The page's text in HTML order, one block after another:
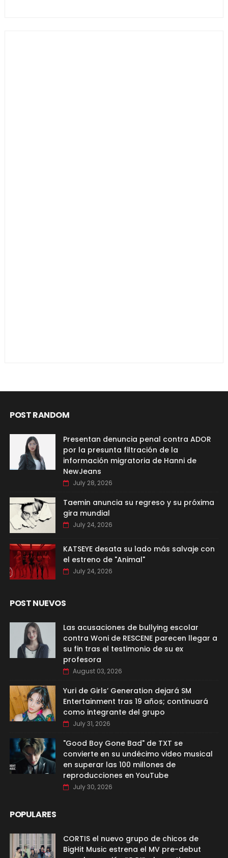
POST RANDOM
Presentan denuncia penal contra ADOR
por la presunta filtración de la
información migratoria de Hanni de
NewJeans
July 28, 2026
Taemin anuncia su regreso y su próxima
gira mundial
July 24, 2026
KATSEYE desata su lado más salvaje con
el estreno de "Animal"
July 24, 2026
POST NUEVOS
Las acusaciones de bullying escolar
contra Woni de RESCENE parecen llegar a
su fin tras el testimonio de su ex
profesora
August 03, 2026
Yuri de Girls’ Generation dejará SM
Entertainment tras 19 años; continuará
como integrante del grupo
July 31, 2026
"Good Boy Gone Bad" de TXT se
convierte en su undécimo video musical
en superar las 100 millones de
reproducciones en YouTube
July 30, 2026
POPULARES
CORTIS el nuevo grupo de chicos de
BigHit Music estrena el MV pre-debut